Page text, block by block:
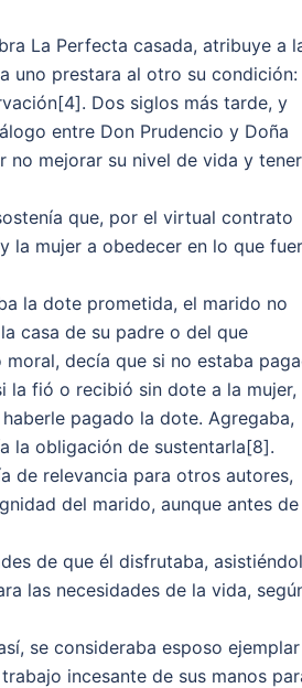
La Perfecta casada, atribuye a
uno prestara al otro su condición:
Dos siglos más tarde, y
entre Don Prudencio y Doña
no mejorar su nivel de vida y
que, por el virtual contrato
la mujer a obedecer en lo que
la dote prometida, el marido no
casa de su padre o del que
decía que si no estaba
la fió o recibió sin dote a la mujer,
pagado la dote. Agregaba,
la obligación de sustentarla[8].
de relevancia para otros autores,
del marido, aunque antes de
de que él disfrutaba,
las necesidades de la vida,
se consideraba esposo ejemplar
incesante de sus manos